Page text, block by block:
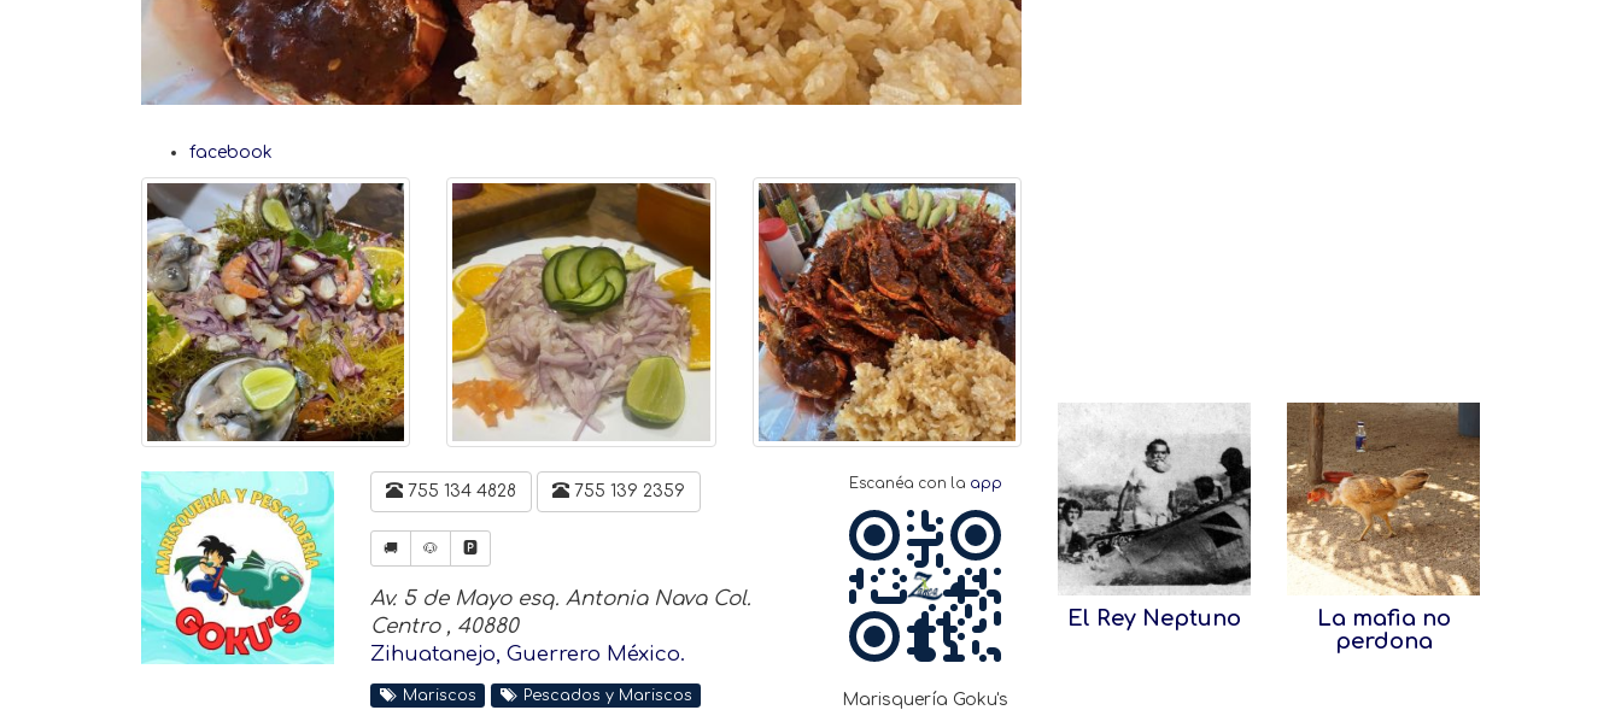
facebook
Escanéa con la app
Marisquería Goku's
755 134 4828 755 139 2359
🚚 🐶 🅿️
Av. 5 de Mayo esq. Antonia Nava Col.
Centro , 40880
Zihuatanejo, Guerrero México.
Mariscos Pescados y Mariscos
El Rey Neptuno
La mafia no
perdona